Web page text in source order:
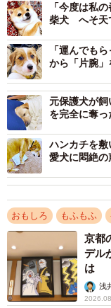
は私が手で片付け
もうエマに食べて
しかし、実は懸念
児がおり、誤飲に
がは犬の嗅覚で、
隅々と綺麗に食べ
一旦落ち着いて深
pic.twitter.com/
— エマ/Emma🐾
ちゃんと「待て」
ろまで入り込んだ
は本当に賢いです
族とともに四季折々
「今度は私
柴犬 へそ天
「運んでも
から「片腕」
元保護犬が
を完全に奪
ハンカチを
愛犬に悶絶の
おもしろ もふもふ
京都
デル
は
浅